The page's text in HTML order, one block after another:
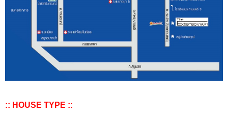
:: HOUSE TYPE ::